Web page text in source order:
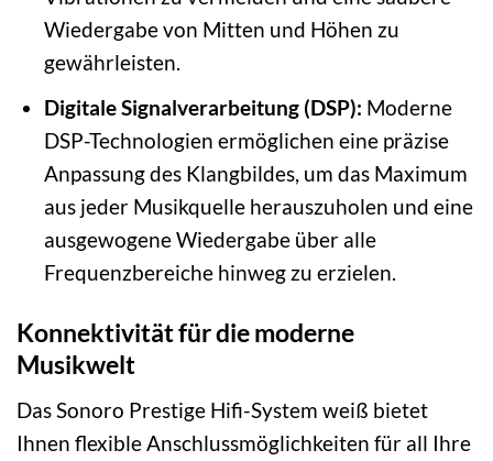
Wiedergabe von Mitten und Höhen zu
gewährleisten.
Digitale Signalverarbeitung (DSP): Moderne
DSP-Technologien ermöglichen eine präzise
Anpassung des Klangbildes, um das Maximum
aus jeder Musikquelle herauszuholen und eine
ausgewogene Wiedergabe über alle
Frequenzbereiche hinweg zu erzielen.
Konnektivität für die moderne
Musikwelt
Das Sonoro Prestige Hifi-System weiß bietet
Ihnen flexible Anschlussmöglichkeiten für all Ihre